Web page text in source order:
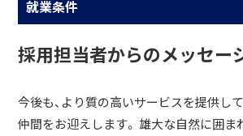
就業条件
採用担当者からのメッセー
今後も、より質の高いサービスを提供し
仲間をお迎えします。 雄大な自然に囲ま